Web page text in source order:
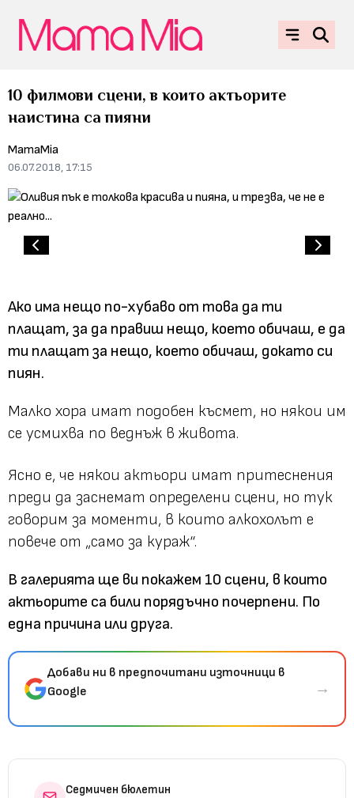
10 филмови сцени, в които актьорите
наистина са пияни
MamaMia
06.07.2018, 17:15
Ако има нещо по-хубаво от това да ти
плащат, за да правиш нещо, което обичаш, е да
ти плащат за нещо, което обичаш, докато си
пиян.
Малко хора имат подобен късмет, но някои им
се усмихва по веднъж в живота.
Ясно е, че някои актьори имат притеснения
преди да заснемат определени сцени, но тук
говорим за моменти, в които алкохолът е
повече от „само за кураж“.
В галерията ще ви покажем 10 сцени, в които
актьорите са били порядъчно почерпени. По
една причина или друга.
Добави ни в предпочитани източници в
Google
→
Седмичен бюлетин